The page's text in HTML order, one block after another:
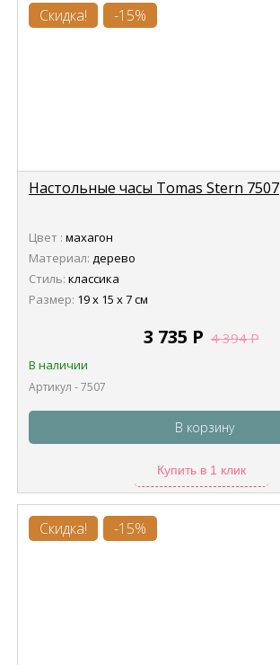
Скидка! -15%
Настольные часы Tomas Stern 7507
Цвет : махагон
Материал: дерево
Стиль: классика
Размер: 19 х 15 х 7 см
3 735 Р 4 394Р
В наличии
Артикул - 7507
В корзину
Купить в 1 клик
Скидка! -15%